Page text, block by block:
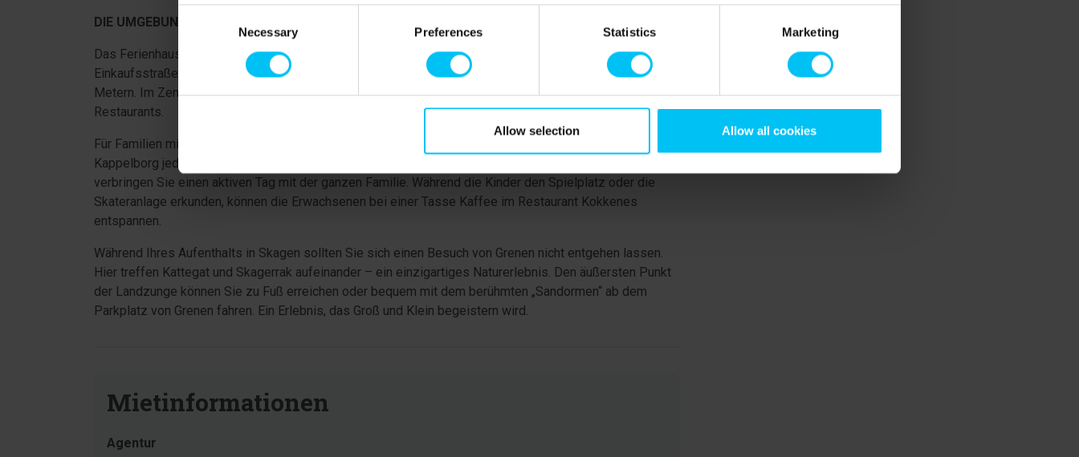
Necessary Preferences Statistics Marketing
Allow selection Allow all cookies
DIE UMGEBUNG
Das Ferienhaus befindet sich in attraktiver Lage für einen Urlaub im wunderschönen Skagen. Die beliebte
Einkaufsstraße Sct. Laurentii Vej mit ihren zahlreichen Geschäften erreichen Sie bereits nach 500
Metern. Im Zentrum von Skagen erwarten Sie außerdem Kunsthandwerker, Galerien, Cafés und
Restaurants.
Für Familien mit Kindern bieten der Skagen Skatepark sowie der große Spielplatz am Kulturhaus
Kappelborg jede Menge Spaß und Abwechslung. Bringen Sie einfach Skateboard oder Roller mit und
verbringen Sie einen aktiven Tag mit der ganzen Familie. Während die Kinder den Spielplatz oder die
Skateranlage erkunden, können die Erwachsenen bei einer Tasse Kaffee im Restaurant Kokkenes
entspannen.
Während Ihres Aufenthalts in Skagen sollten Sie sich einen Besuch von Grenen nicht entgehen lassen.
Hier treffen Kattegat und Skagerrak aufeinander – ein einzigartiges Naturerlebnis. Den äußersten Punkt
der Landzunge können Sie zu Fuß erreichen oder bequem mit dem berühmten „Sandormen“ ab dem
Parkplatz von Grenen fahren. Ein Erlebnis, das Groß und Klein begeistern wird.
Mietinformationen
Agentur